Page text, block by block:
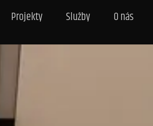
Projekty Služby O nás